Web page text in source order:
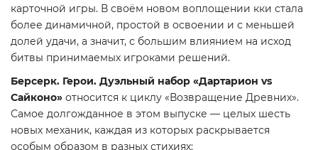
карточной игры. В своём новом воплощении кки стала
более динамичной, простой в освоении и с меньшей
долей удачи, а значит, с большим влиянием на исход
битвы принимаемых игроками решений.
Берсерк. Герои. Дуэльный набор «Дартарион vs
Сайконо» относится к циклу «Возвращение Древних».
Самое долгожданное в этом выпуске — целых шесть
новых механик, каждая из которых раскрывается
особым образом в разных стихиях: